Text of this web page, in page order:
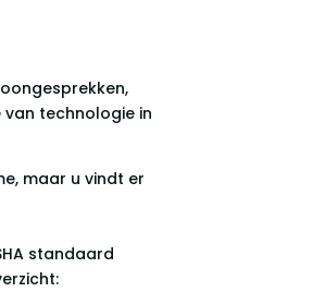
technologie in
maar u vindt er
standaard